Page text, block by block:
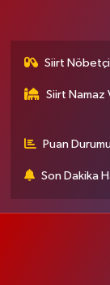
Siirt
Siirt Namaz
Puan
Son Dakika